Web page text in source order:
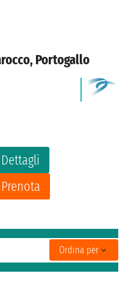
Portogallo
Dettagli
Prenota
Ordina per